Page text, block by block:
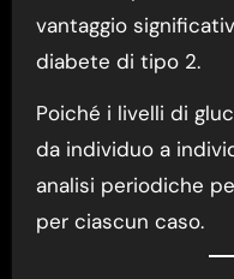
vantaggio
diabete di tipo 2.
Poiché i livelli di
da individuo a
analisi periodiche
per ciascun caso.